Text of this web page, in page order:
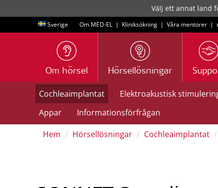
Välj ett annat land
Sverige Om MED-EL | Kliniksökning | Våra mentorer |
Om hörsel Hörsellösningar
Cochleaimplantat | Elektroakustisk
Appar
|
Informationsförfrågan
Hem
Hörsellösningar Cochleaimplantat